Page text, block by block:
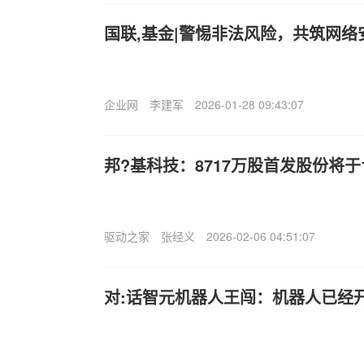
国联,基金|警惕非法风险，共筑网络
企业网 李建军 2026-01-28 09:43:07
邦?基科技：8717万股首发股份将
驱动之家 张经义 2026-02-06 04:51:07
对:话智元机器人王闯：机器人已经